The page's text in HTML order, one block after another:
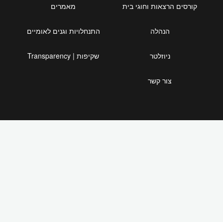
קורסים הרצאות וחוגי בית מאמרים
הנהלה התנחלויות וגנים לאומיים
ניוזלטר שקיפות | Transparency
צור קשר